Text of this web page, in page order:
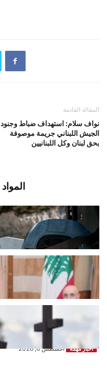
المقالة القادمة
نواف سلام: استهداف ضباط وجنود
الجيش اللبناني جريمة موصوفة
بحق لبنان وكل اللبنانيين
من قبل الجيش الإسرائيلي
اخبار محلية أغسطس 6, 2026
الحجار: تبادل المعلومات
الأمني مع سوريا
اخبار محلية أغسطس 6, 2026
تحت عنوان “النزيف
ننتظر ردكم …”المسيحيون
من الدولة...
اخبار مهمة أغسطس 6, 2026